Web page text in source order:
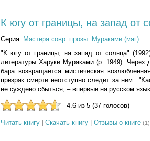
К югу от границы, на запад от
Серия: Мастера совр. прозы. Мураками (мяг)
"К югу от границы, на запад от солнца"
литературы Харуки Мураками (р. 1949). Через
бара возвращается мистическая
призрак смерти неотступно следит за
не суждено сбыться, – впервые на русском
4.6 из 5 (37 голосов)
Читать книгу| Скачать книгу| Отзывы о книге (1)